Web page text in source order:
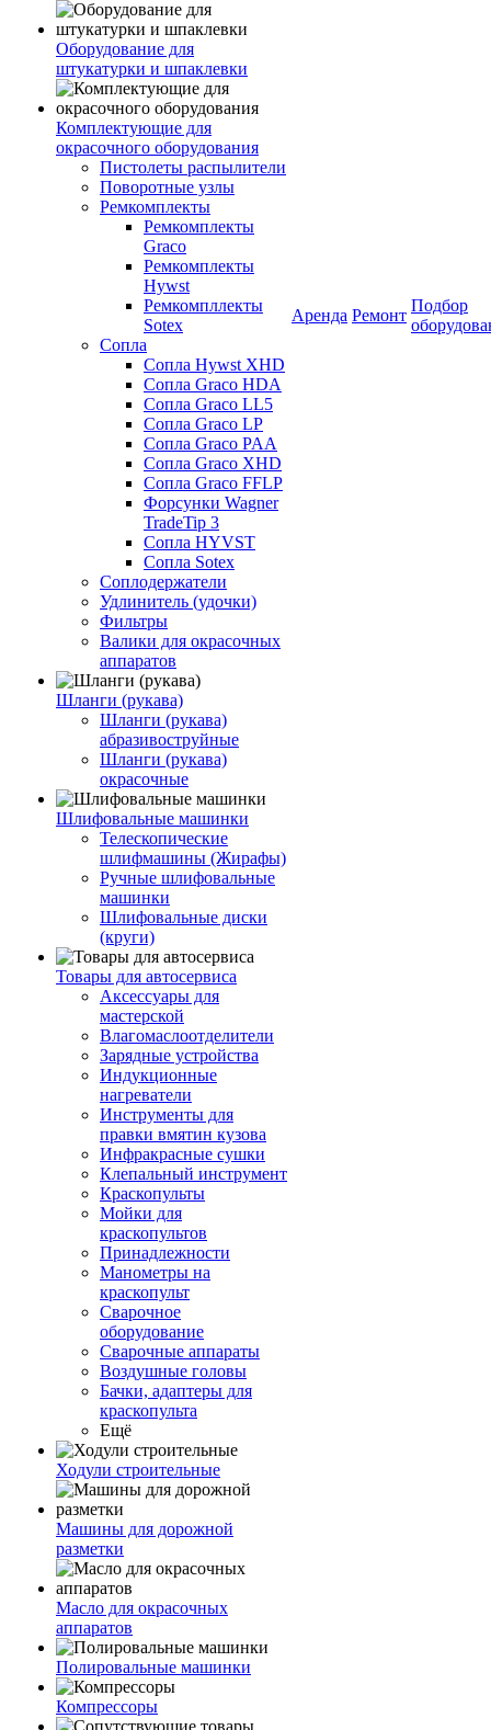
Оборудование для
штукатурки и шпаклевки
Комплектующие для
окрасочного оборудования
Пистолеты распылители
Поворотные узлы
Ремкомплекты
Ремкомплекты
Graco
Ремкомплекты
Hywst
Ремкомпллекты
Sotex
Сопла
Сопла Hywst XHD
Сопла Graco HDA
Сопла Graco LL5
Сопла Graco LP
Сопла Graco PAA
Сопла Graco XHD
Сопла Graco FFLP
Форсунки Wagner
TradeTip 3
Сопла HYVST
Сопла Sotex
Соплодержатели
Удлинитель (удочки)
Фильтры
Валики для окрасочных
аппаратов
Шланги (рукава)
Шланги (рукава)
абразивоструйные
Шланги (рукава)
окрасочные
Шлифовальные машинки
Телескопические
шлифмашины (Жирафы)
Ручные шлифовальные
машинки
Шлифовальные диски
(круги)
Товары для автосервиса
Аксессуары для
мастерской
Влагомаслоотделители
Зарядные устройства
Индукционные
нагреватели
Инструменты для
правки вмятин кузова
Инфракрасные сушки
Клепальный инструмент
Краскопульты
Мойки для
краскопультов
Принадлежности
Манометры на
краскопульт
Сварочное
оборудование
Сварочные аппараты
Воздушные головы
Бачки, адаптеры для
краскопульта
Ещё
Ходули строительные
Машины для дорожной
разметки
Масло для окрасочных
аппаратов
Полировальные машинки
Компрессоры
Аренда Ремонт
Подбор